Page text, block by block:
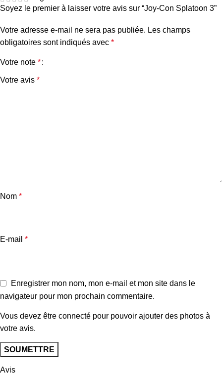
Avis
Soyez le premier à laisser votre avis sur “Joy-Con Splatoon 3”
Votre adresse e-mail ne sera pas publiée. Les champs
obligatoires sont indiqués avec *
Votre note *
Votre avis *
Nom *
E-mail *
Enregistrer mon nom, mon e-mail et mon site dans le
navigateur pour mon prochain commentaire.
Vous devez être connecté pour pouvoir ajouter des photos à
votre avis.